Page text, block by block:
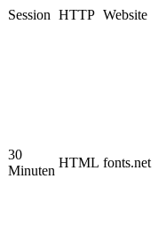
Session HTTP Website
30
Minuten
HTML fonts.net